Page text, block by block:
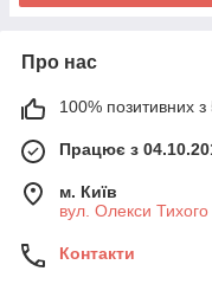
Про нас
100% позитивних з
Працює з
м. Київ
вул. Олекси
Контакти